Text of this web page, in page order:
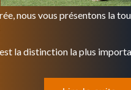
nous vous présentons la
est la distinction la plus